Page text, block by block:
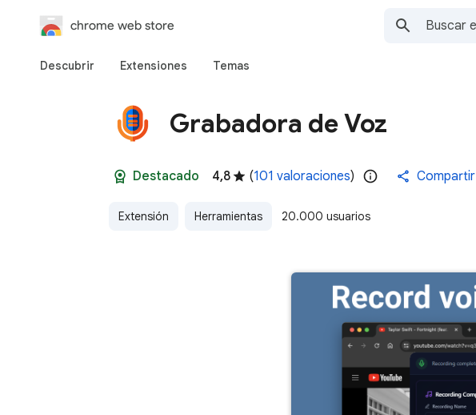
chrome web store
Descubrir Extensiones Temas
Grabadora de Voz
Destacado 4,8 (101 valoraciones) Compartir
Extensión Herramientas 20.000 usuarios